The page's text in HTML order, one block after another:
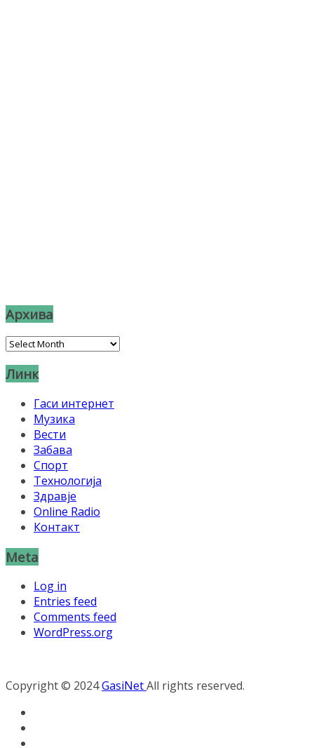
Архива
Архива
Линк
Гаси интернет
Музика
Вести
Забава
Спорт
Технологија
Здравје
Online Radio
Контакт
Meta
Log in
Entries feed
Comments feed
WordPress.org
Copyright © 2024GasiNetAll rights reserved.